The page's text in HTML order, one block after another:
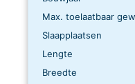
Max. toelaatbaar
Slaapplaatsen
Lengte
Breedte